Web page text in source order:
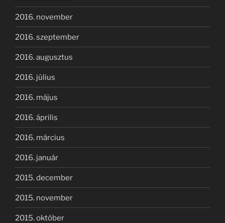
2016. november
2016. szeptember
2016. augusztus
2016. július
2016. május
2016. április
2016. március
2016. január
2015. december
2015. november
2015. október